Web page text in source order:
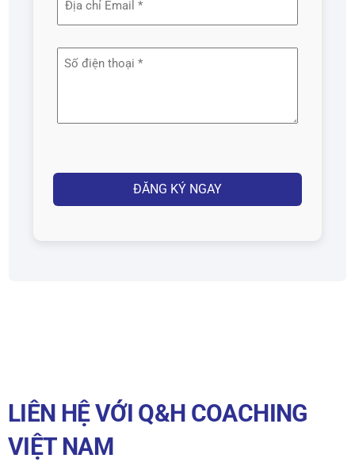
(Required)
email
(Required)
Số
LIÊN HỆ VỚI Q&H COACHING
VIỆT NAM